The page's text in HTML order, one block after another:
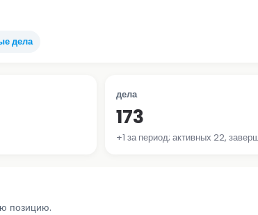
дела
дела
173
+1 за период; активных 22,
позицию.